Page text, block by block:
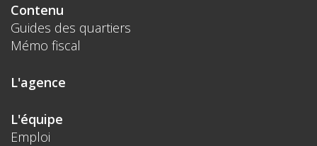
Contenu
Guides des quartiers
Mémo fiscal
L'agence
L'équipe
Emploi